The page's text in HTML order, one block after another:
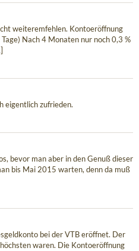
weiteremfehlen. Kontoeröffnung
Nach 4 Monaten nur noch 0,3 %
eigentlich zufrieden.
bevor man aber in den Genuß dieser
bis Mai 2015 warten, denn da muß
bei der VTB eröffnet. Der
waren. Die Kontoeröffnung